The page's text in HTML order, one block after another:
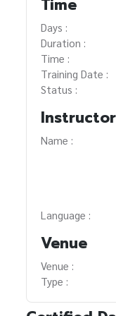
Time
Days :
Duration :
Time :
Training Date :
Status :
Instructor
Name :
Language :
Venue
Venue :
Type :